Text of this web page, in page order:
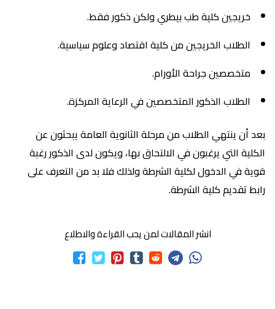
خريجين كلية طب بيطري ولكن ذكور فقط.
الطلاب الخريجين من كلية اقتصاد وعلوم سياسية.
متخصصين جراحة الأورام.
الطلاب الذكور المتخصصين في الرعاية المركزة.
بعد أن ينتهي الطلاب من مرحلة الثانوية العامة يبحثون عن
الكلية التي يرغبون في الالتحاق بها، ويكون لدى الذكور رغبة
قوية في الدخول لكلية الشرطة ولذلك فلا بد من التعرف على
رابط تقديم كلية الشرطة.
انشر المقالات لمن يحب القراءة والاطلاع